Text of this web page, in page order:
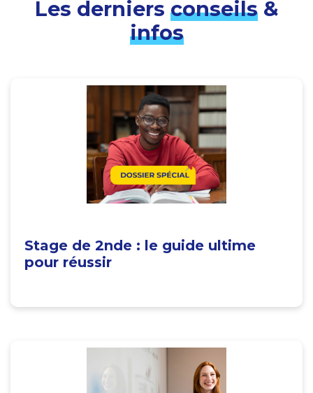
Les derniers conseils&
infos
Stage de 2nde : le guide ultime
pour réussir